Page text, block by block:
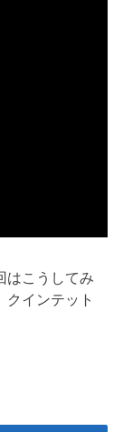
はこうしてみ
クインテット